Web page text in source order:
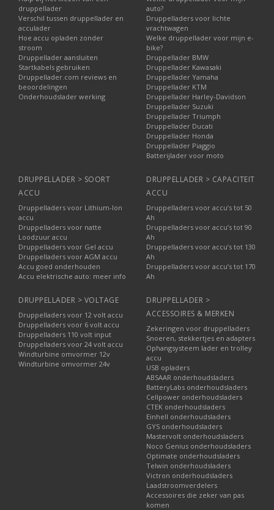
druppellader
Verschil tussen druppellader en
acculader
Hoe accu opladen zonder
stroom
Druppellader aansluiten
Startkabels gebruiken
Druppellader.com reviews en
beoordelingen
Onderhoudslader werking
auto?
Druppelladers voor lichte
vrachtwagen
Welke druppellader voor mijn e-
bike?
Druppellader BMW
Druppellader Kawasaki
Druppellader Yamaha
Druppellader KTM
Druppellader Harley-Davidson
Druppellader Suzuki
Druppellader Triumph
Druppellader Ducati
Druppellader Honda
Druppellader Piaggio
Batterijlader voor moto
DRUPPELLADER > SOORT
ACCU
Druppelladers voor Lithium-Ion
accu
Druppelladers voor natte
Loodzuur accu
Druppelladers voor Gel accu
Druppelladers voor AGM accu
Accu goed onderhouden
Accu elektrische auto: meer info
DRUPPELLADER > CAPACITEIT
ACCU
Druppelladers voor accu’s tot 50
Ah
Druppelladers voor accu’s tot 90
Ah
Druppelladers voor accu’s tot 130
Ah
Druppelladers voor accu’s tot 170
Ah
DRUPPELLADER > VOLTAGE
Druppelladers voor 12 volt accu
Druppelladers voor 6 volt accu
Druppelladers 110 volt input
Druppelladers voor 24 volt accu
Windturbine omvormer 12v
Windturbine omvormer 24v
DRUPPELLADER >
ACCESSOIRES & MERKEN
Zekeringen voor druppelladers
Snoeren, stekkertjes en adapters
Ophangsysteem lader en trolley
accu
USB opladers
ABSAAR onderhoudsladers
BatteryLabs onderhoudsladers
Cellpower onderhoudsladers
CTEK onderhoudsladers
Einhell onderhoudsladers
GYS onderhoudsladers
Mastervolt onderhoudsladers
Noco Genius onderhoudsladers
Optimate onderhoudsladers
Telwin onderhoudsladers
Victron onderhoudsladers
Laadstroomverdelers
Accessoires die zeker van pas
komen